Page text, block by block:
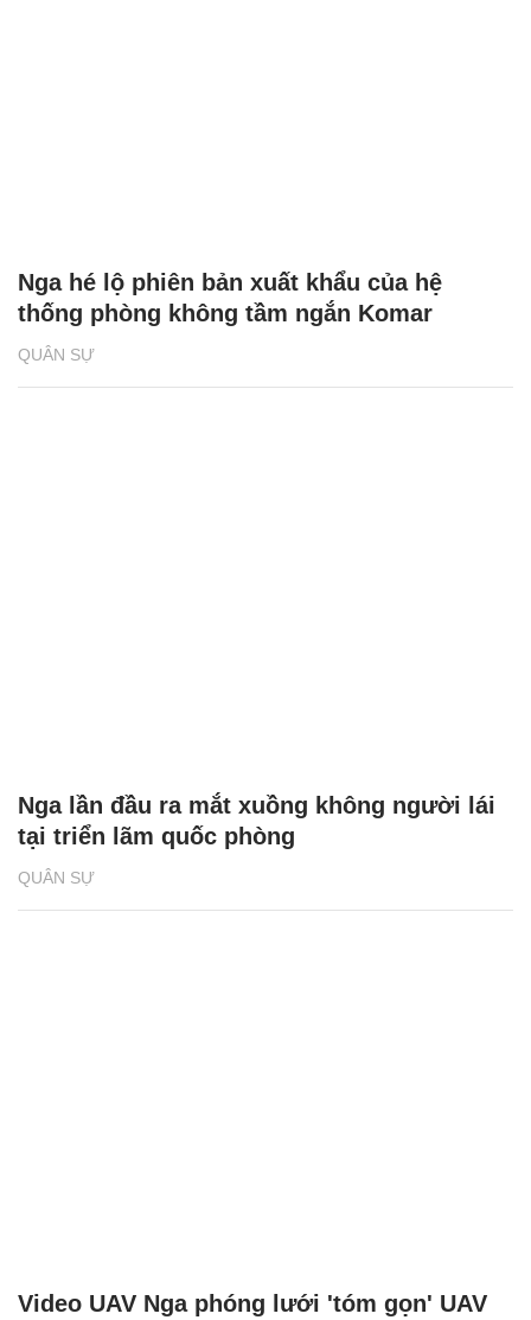
QUÂN SỰ
Nga hé lộ phiên bản xuất khẩu của hệ
thống phòng không tầm ngắn Komar
QUÂN SỰ
Nga lần đầu ra mắt xuồng không người lái
tại triển lãm quốc phòng
Video UAV Nga phóng lưới 'tóm gọn' UAV